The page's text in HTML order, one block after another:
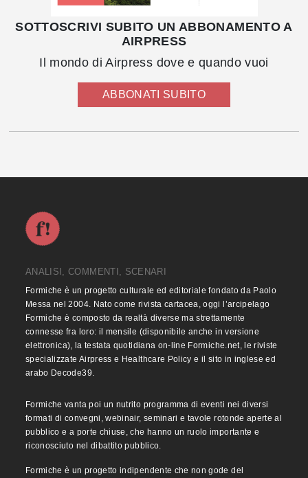
SOTTOSCRIVI SUBITO UN ABBONAMENTO A
AIRPRESS
Il mondo di Airpress dove e quando vuoi
ABBONATI SUBITO
ANALISI, COMMENTI, SCENARI
Formiche è un progetto culturale ed editoriale fondato da Paolo
Messa nel 2004. Nato come rivista cartacea, oggi l’arcipelago
Formiche è composto da realtà diverse ma strettamente
connesse fra loro: il mensile (disponibile anche in versione
elettronica), la testata quotidiana on-line Formiche.net, le riviste
specializzate Airpress e Healthcare Policy e il sito in inglese ed
arabo Decode39.
Formiche vanta poi un nutrito programma di eventi nei diversi
formati di convegni, webinair, seminari e tavole rotonde aperte al
pubblico e a porte chiuse, che hanno un ruolo importante e
riconosciuto nel dibattito pubblico.
Formiche è un progetto indipendente che non gode del